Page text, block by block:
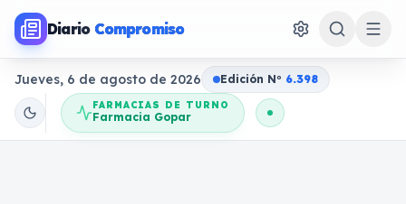
Diario Compromiso
Jueves, 6 de agosto de 2026 Edición No 6.398
FARMACIAS DE TURNO
Farmacia Gopar